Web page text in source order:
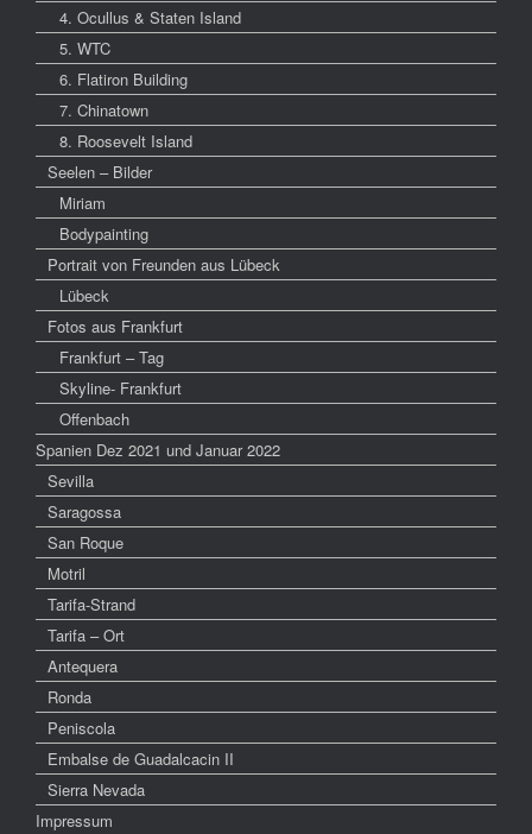
4. Ocullus & Staten Island
5. WTC
6. Flatiron Building
7. Chinatown
8. Roosevelt Island
Seelen – Bilder
Miriam
Bodypainting
Portrait von Freunden aus Lübeck
Lübeck
Fotos aus Frankfurt
Frankfurt – Tag
Skyline- Frankfurt
Offenbach
Spanien Dez 2021 und Januar 2022
Sevilla
Saragossa
San Roque
Motril
Tarifa-Strand
Tarifa – Ort
Antequera
Ronda
Peniscola
Embalse de Guadalcacin II
Sierra Nevada
Impressum